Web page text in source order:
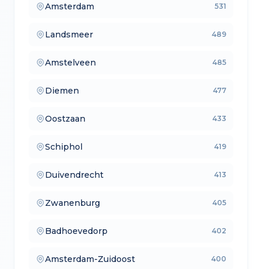
Amsterdam
— makelaars vergelijken 531
Landsmeer
— verkoopmakelaars 489
Amstelveen
— aankoopmakelaars 485
Diemen
— lokale makelaars 477
Oostzaan
— makelaars vergelijken 433
Schiphol
— verkoopmakelaars 419
Duivendrecht
— aankoopmakelaars 413
Zwanenburg
— lokale makelaars 405
Badhoevedorp
— makelaars vergelijken 402
Amsterdam-Zuidoost
— verkoopmakelaars 400